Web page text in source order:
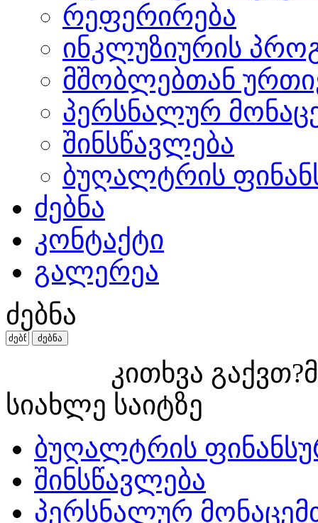
რეფერირება
ინკლუზიურის
მშობლებთან
პერსნალურ
შინსწავლება
ბუღალტრის
ძებნა
კონტაქტი
გალერეა
ძებნა
კითხვა
სიახლე საიტზე
ბუღალტრის
შინსწავლება
პერსნალურ